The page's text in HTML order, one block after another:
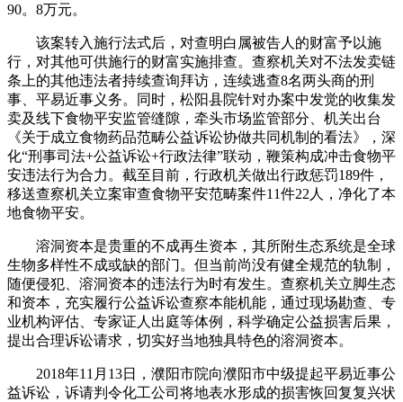
90。8万元。
该案转入施行法式后，对查明白属被告人的财富予以施
行，对其他可供施行的财富实施排查。查察机关对不法发卖链
条上的其他违法者持续查询拜访，连续逃查8名两头商的刑
事、平易近事义务。同时，松阳县院针对办案中发觉的收集发
卖及线下食物平安监管缝隙，牵头市场监管部分、机关出台
《关于成立食物药品范畴公益诉讼协做共同机制的看法》，深
化“刑事司法+公益诉讼+行政法律”联动，鞭策构成冲击食物平
安违法行为合力。截至目前，行政机关做出行政惩罚189件，
移送查察机关立案审查食物平安范畴案件11件22人，净化了本
地食物平安。
溶洞资本是贵重的不成再生资本，其所附生态系统是全球
生物多样性不成或缺的部门。但当前尚没有健全规范的轨制，
随便侵犯、溶洞资本的违法行为时有发生。查察机关立脚生态
和资本，充实履行公益诉讼查察本能机能，通过现场勘查、专
业机构评估、专家证人出庭等体例，科学确定公益损害后果，
提出合理诉讼请求，切实好当地独具特色的溶洞资本。
2018年11月13日，濮阳市院向濮阳市中级提起平易近事公
益诉讼，诉请判令化工公司将地表水形成的损害恢回复复兴状